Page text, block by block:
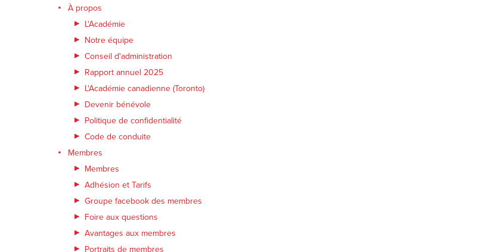
À propos
L'Académie
Notre équipe
Conseil d'administration
Rapport annuel 2025
L'Académie canadienne (Toronto)
Devenir bénévole
Politique de confidentialité
Code de conduite
Membres
Membres
Adhésion et Tarifs
Groupe facebook des membres
Foire aux questions
Avantages aux membres
Portraits de membres